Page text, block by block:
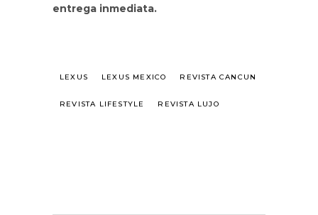
entrega inmediata.
LEXUS LEXUS MEXICO REVISTA CANCUN
REVISTA LIFESTYLE REVISTA LUJO